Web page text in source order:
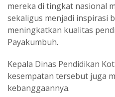
mereka di tingkat nasional
sekaligus menjadi inspirasi
meningkatkan kualitas
Payakumbuh.
Kepala Dinas Pendidikan
kesempatan tersebut juga
kebanggaannya.